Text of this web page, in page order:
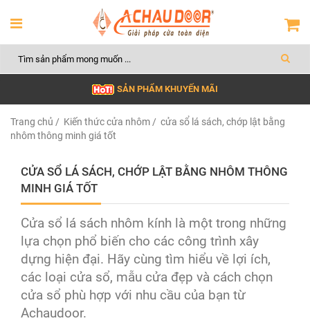
SẢN PHẨM KHUYẾN MÃI
Trang chủ / Kiến thức cửa nhôm / cửa sổ lá sách, chớp lật bằng
nhôm thông minh giá tốt
CỬA SỔ LÁ SÁCH, CHỚP LẬT BẰNG NHÔM THÔNG
MINH GIÁ TỐT
Cửa sổ lá sách nhôm kính là một trong những
lựa chọn phổ biến cho các công trình xây
dựng hiện đại. Hãy cùng tìm hiểu về lợi ích,
các loại cửa sổ, mẫu cửa đẹp và cách chọn
cửa sổ phù hợp với nhu cầu của bạn từ
Achaudoor.